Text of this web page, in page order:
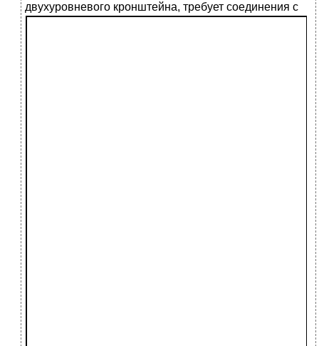
двухуровневого кронштейна, требует соединения с